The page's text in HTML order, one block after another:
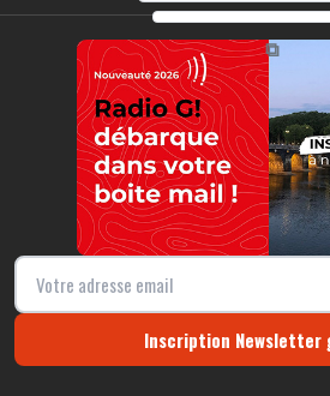
⧉
Inscription